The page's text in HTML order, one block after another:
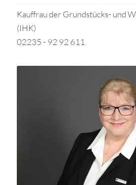
Kauffrau der Grundstücks- und
(IHK)
02235 - 92 92 611